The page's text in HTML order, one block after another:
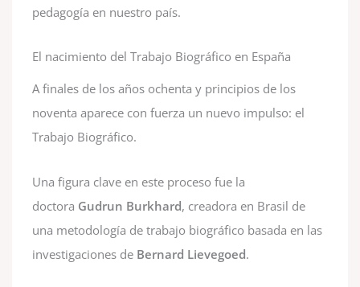
pedagogía en nuestro país.
El nacimiento del Trabajo Biográfico en España
A finales de los años ochenta y principios de los
noventa aparece con fuerza un nuevo impulso: el
Trabajo Biográfico.
Una figura clave en este proceso fue la
doctora Gudrun Burkhard, creadora en Brasil de
una metodología de trabajo biográfico basada en las
investigaciones de Bernard Lievegoed.